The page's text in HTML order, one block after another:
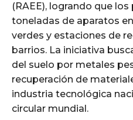
(RAEE), logrando que
toneladas de aparatos
verdes y estaciones de
barrios. La iniciativa
del suelo por metales
recuperación de
industria tecnológica
circular mundial.